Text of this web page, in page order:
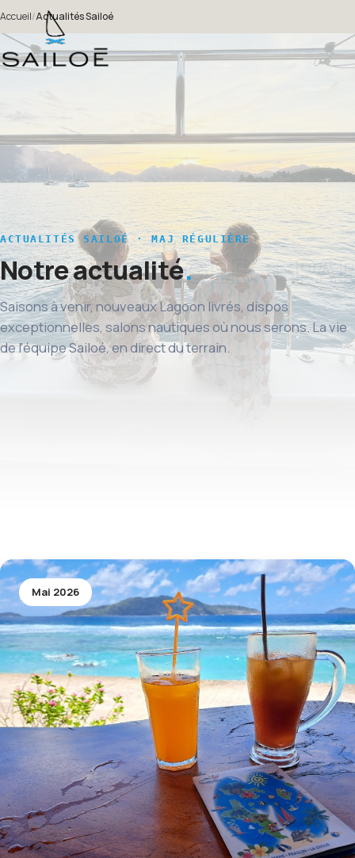
Accueil/Actualités Sailoé
ACTUALITÉS SAILOÉ · MAJ RÉGULIÈRE
Notre actualité
Saisons à venir, nouveaux Lagoon livrés, dispos
exceptionnelles, salons nautiques où nous serons. La vie
de l'équipe Sailoé, en direct du terrain.
Mai 2026